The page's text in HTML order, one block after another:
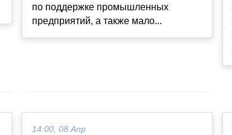
по поддержке промышленных
предприятий, а также мало...
14:00, 08 Апр